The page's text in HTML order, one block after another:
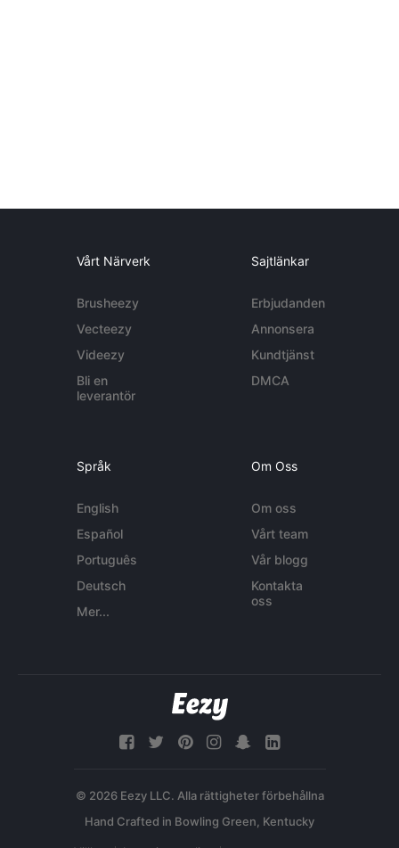
Vårt Närverk
Brusheezy
Vecteezy
Videezy
Bli en
leverantör
Sajtlänkar
Erbjudanden
Annonsera
Kundtjänst
DMCA
Språk
English
Español
Português
Deutsch
Mer...
Om Oss
Om oss
Vårt team
Vår blogg
Kontakta
oss
© 2026 Eezy LLC. Alla rättigheter förbehållna